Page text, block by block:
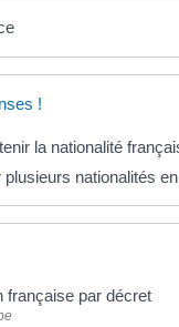
!
la nationalité
plusieurs nationalités
française par décret